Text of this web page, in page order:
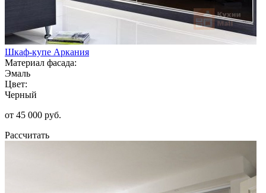
Шкаф-купе Аркания
Материал фасада:
Эмаль
Цвет:
Черный
от 45 000 руб.
Рассчитать